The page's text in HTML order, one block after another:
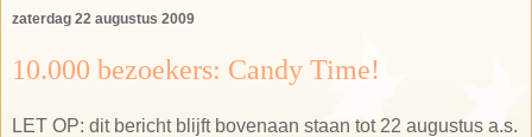
zaterdag 22 augustus 2009
10.000 bezoekers: Candy Time!
LET OP: dit bericht blijft bovenaan staan tot 22 augustus a.s.